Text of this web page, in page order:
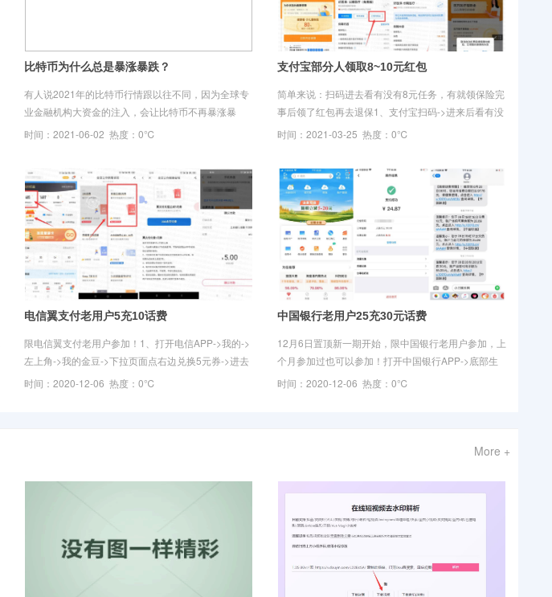
比特币为什么总是暴涨暴跌？
有人说2021年的比特币行情跟以往不同，因为全球专
业金融机构大资金的注入，会让比特币不再暴涨暴
跌，走出美股一样的长牛。但最近比特币暴跌让很多
时间：2021-06-02 热度：0℃
支付宝部分人领取8~10元红包
简单来说：扫码进去看有没有8元任务，有就领保险完
事后领了红包再去退保1、支付宝扫码->进来后看有没
有“领免费医疗保障 8元”->这个任务->是其它的任务就
时间：2021-03-25 热度：0℃
电信翼支付老用户5充10话费
限电信翼支付老用户参加！1、打开电信APP->我的->
左上角->我的金豆->下拉页面点右边兑换5元券->进去
做任务凑够200金豆2、很简单进去返回就行了->然后
时间：2020-12-06 热度：0℃
中国银行老用户25充30元话费
12月6日置顶新一期开始，限中国银行老用户参加，上
个月参加过也可以参加！打开中国银行APP->底部生
活->话费充值->选择30元充值即可->付前不会显示减
时间：2020-12-06 热度：0℃
More +